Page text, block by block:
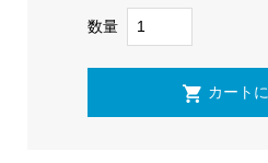
数量